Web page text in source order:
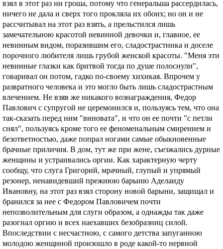
взял в этот раз ни гроша, потому что генеральша рассердилась,
ничего не дала и сверх того прокляла их обоих; но он и не
рассчитывал на этот раз взять, а прельстился лишь
замечательною красотой невинной девочки и, главное, ее
невинным видом, поразившим его, сладострастника и доселе
порочного любителя лишь грубой женской красоты. "Меня эти
невинные глазки как бритвой тогда по душе полоснули",
говаривал он потом, гадко по-своему хихикая. Впрочем у
развратного человека и это могло быть лишь сладострастным
влечением. Не взяв же никакого вознаграждения, Федор
Павлович с супругой не церемонился и, пользуясь тем, что она
так-сказать перед ним "виновата", и что он ее почти "с петли
снял", пользуясь кроме того ее феноменальным смирением и
безответностью, даже попрал ногами самые обыкновенные
брачные приличия. В дом, тут же при жене, съезжались дурные
женщины и устраивались оргии. Как характерную черту
сообщу, что слуга Григорий, мрачный, глупый и упрямый
резонер, ненавидевший прежнюю барыню Аделаиду
Ивановну, на этот раз взял сторону новой барыни, защищал и
бранился за нее с Федором Павловичем почти
непозволительным для слуги образом, а однажды так даже
разогнал оргию и всех наехавших безобразниц силой.
Впоследствии с несчастною, с самого детства запуганною
молодою женщиной произошло в роде какой-то нервной